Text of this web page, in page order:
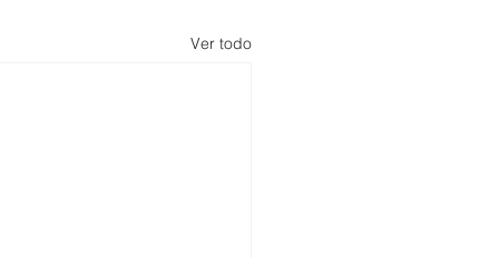
Ver todo